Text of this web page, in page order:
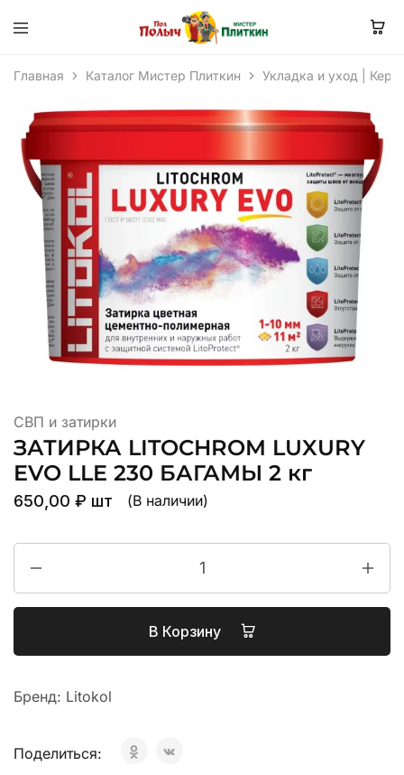
Главная Каталог Мистер Плиткин Укладка и уход |
СВП и затирки
ЗАТИРКА LITOCHROM LUXURY
EVO LLE 230 БАГАМЫ 2 кг
650,00 ₽ шт (В наличии)
В Корзину
Бренд: Litokol
Поделиться: